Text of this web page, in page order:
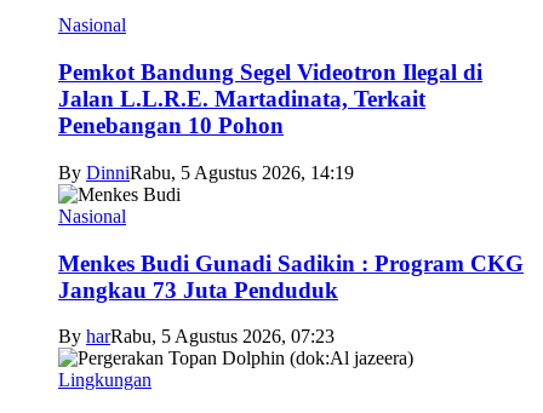
Nasional
Pemkot Bandung Segel Videotron Ilegal di
Jalan L.L.R.E. Martadinata, Terkait
Penebangan 10 Pohon
By DinniRabu, 5 Agustus 2026, 14:19
Nasional
Menkes Budi Gunadi Sadikin : Program CKG
Jangkau 73 Juta Penduduk
By harRabu, 5 Agustus 2026, 07:23
Lingkungan